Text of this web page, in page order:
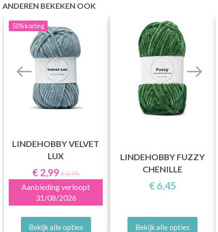
ANDEREN BEKEKEN OOK
50%korting
LINDEHOBBY VELVET
LUX
€ 2,99 € 5,95
Aanbieding verloopt
31/08/2026
Bekijk alle opties
LINDEHOBBY FUZZY
CHENILLE
€ 6,45
Bekijk alle opties